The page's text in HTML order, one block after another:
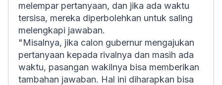
melempar pertanyaan, dan jika ada waktu
tersisa, mereka diperbolehkan untuk saling
melengkapi jawaban.
"Misalnya, jika calon gubernur mengajukan
pertanyaan kepada rivalnya dan masih ada
waktu, pasangan wakilnya bisa memberikan
tambahan jawaban. Hal ini diharapkan bisa